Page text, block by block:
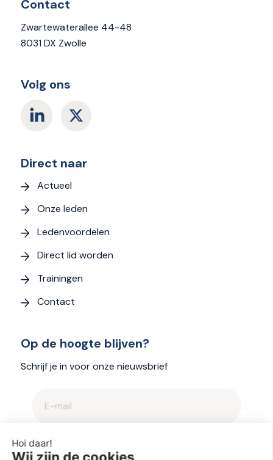
Contact
Zwartewaterallee 44-48
8031 DX Zwolle
Volg ons
Direct naar
Actueel
Onze leden
Ledenvoordelen
Direct lid worden
Trainingen
Contact
Op de hoogte blijven?
Schrijf je in voor onze nieuwsbrief